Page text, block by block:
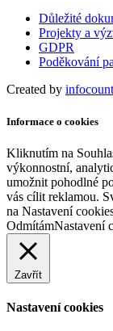
Důležité
Projekty a
GDPR
Poděkování
Created by infocount
Informace o cookies
Kliknutím na
výkonnostní,
umožnit pohodlné
vás cílit reklamou.
na Nastavení
OdmítámNastavení
Zavřít
Nastavení cookies